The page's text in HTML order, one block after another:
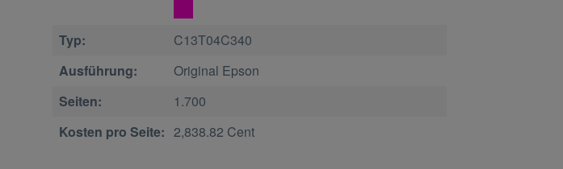
Typ:
C13T04C340
Ausführung:
Original Epson
Seiten:
1.700
Kosten pro Seite: 2,838.82 Cent